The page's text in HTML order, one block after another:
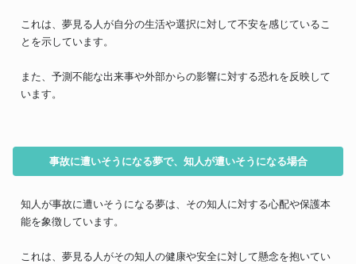
これは、夢見る人が自分の生活や選択に対して不安を感じているこ
とを示しています。
また、予測不能な出来事や外部からの影響に対する恐れを反映して
います。
事故に遭いそうになる夢で、知人が遭いそうになる場合
知人が事故に遭いそうになる夢は、その知人に対する心配や保護本
能を象徴しています。
これは、夢見る人がその知人の健康や安全に対して懸念を抱いてい